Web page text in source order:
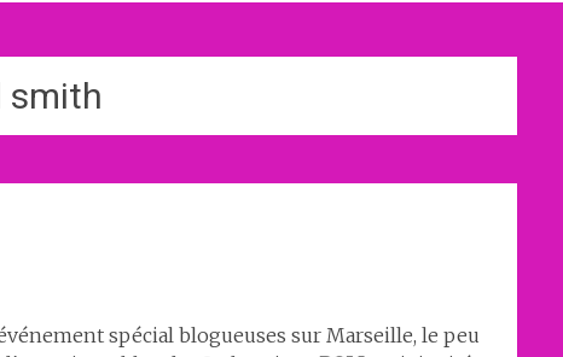
smith
spécial blogueuses sur Marseille, le peu